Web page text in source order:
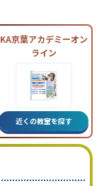
KA京葉アカデミーオン
ライン
近くの教室を探す